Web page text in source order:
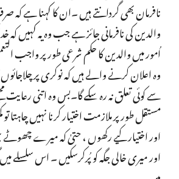
نافرمان بھی گردانتے ہیں ۔ان کا کہنا ہے
والدین کی نافرمانی جائز ہے جب وہ یہ کہیں کہ خدا
اُمور میں والدین کا حکم شرعی طور پر
وہ اعلان کرنے والے ہیں کہ نوکری پر چلاجائوں
سے کوئی تعلق نہ رہ سکے گا۔بس وہ اتنی رعایت
مستقل طورپر ملازمت اختیار کرنا نہیں چاہتا
اور اختیار کیے رکھوں ، حتیٰ کہ میرے
اور میری خالی جگہ کو پُرکرسکیں ۔ اس سلسلے میں